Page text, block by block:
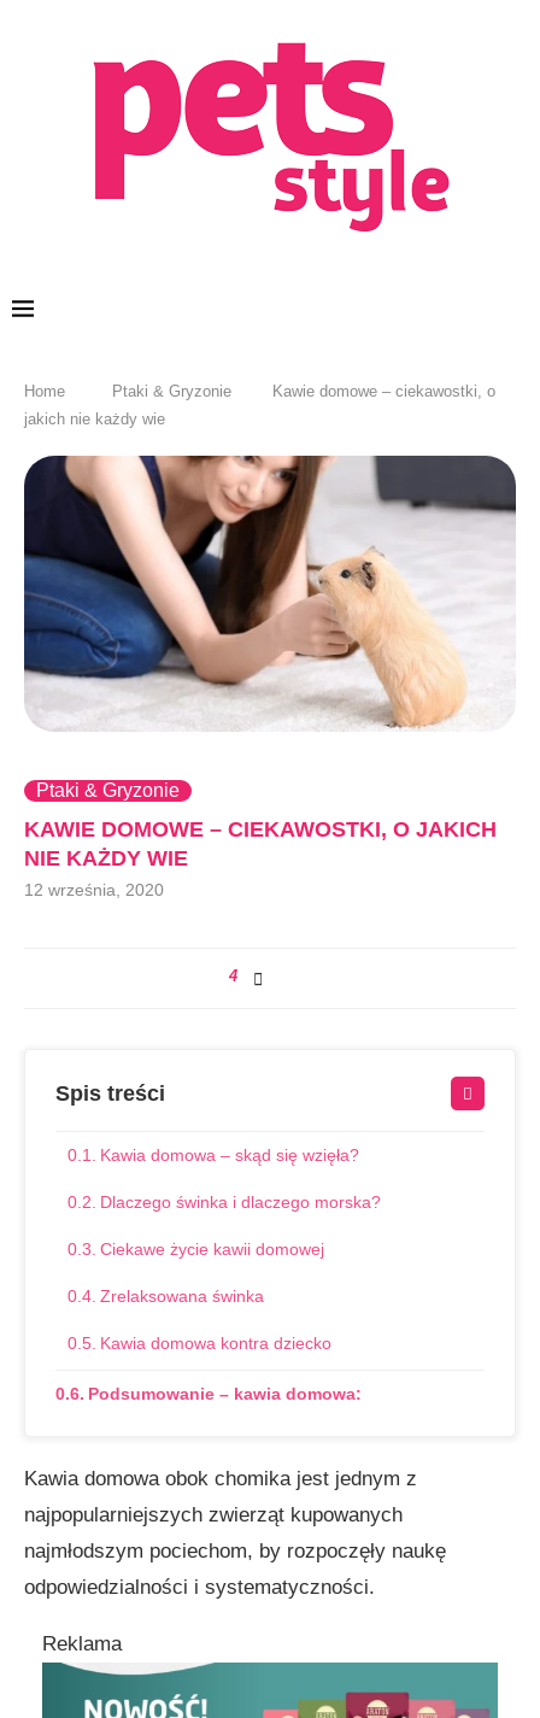
Home Ptaki & Gryzonie
Kawie domowe – ciekawostki, o
jakich nie każdy wie
Ptaki & Gryzonie
KAWIE DOMOWE – CIEKAWOSTKI, O JAKICH
NIE KAŻDY WIE
12 września, 2020
4
Spis treści
Kawia domowa – skąd się wzięła?
Dlaczego świnka i dlaczego morska?
Ciekawe życie kawii domowej
Zrelaksowana świnka
Kawia domowa kontra dziecko
Podsumowanie – kawia domowa:
Kawia domowa obok chomika jest jednym z
najpopularniejszych zwierząt kupowanych
najmłodszym pociechom, by rozpoczęły naukę
odpowiedzialności i systematyczności.
Reklama